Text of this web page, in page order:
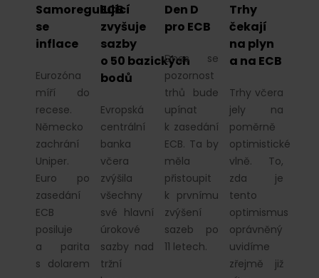
Samoregulující
se
inflace
Eurozóna
míří do
recese.
Německo
zachrání
Uniper.
Euro po
zasedání
ECB
posiluje
a parita
s dolarem
ECB
zvyšuje
sazby
o 50 bazických
bodů
Evropská
centrální
banka
včera
zvýšila
všechny
své hlavní
úrokové
sazby nad
tržní
Den D
pro ECB
Dnes se
pozornost
trhů bude
upínat
k zasedání
ECB. Ta by
měla
přistoupit
k prvnímu
zvýšení
sazeb po
11 letech.
Trhy
čekají
na plyn
a na ECB
Trhy včera
jely na
poměrně
optimistické
vlně. To,
zda je
tento
optimismus
oprávněný
uvidíme
zřejmě již